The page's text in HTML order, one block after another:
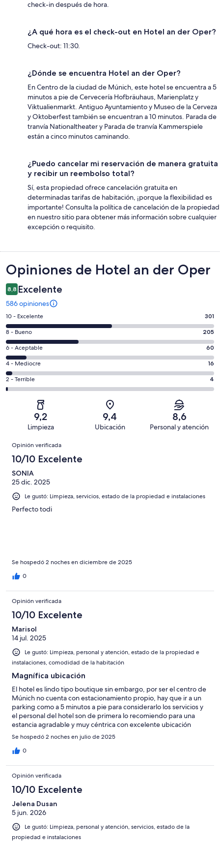
check-in después de hora.
¿A qué hora es el check-out en Hotel an der Oper?
Check-out: 11:30.
¿Dónde se encuentra Hotel an der Oper?
En Centro de la ciudad de Múnich, este hotel se encuentra a 5
minutos a pie de Cervecería Hofbräuhaus, Marienplatz y
Viktualienmarkt. Antiguo Ayuntamiento y Museo de la Cerveza
y Oktoberfest también se encuentran a 10 minutos. Parada de
tranvía Nationaltheater y Parada de tranvía Kammerspiele
están a cinco minutos caminando.
¿Puedo cancelar mi reservación de manera gratuita
y recibir un reembolso total?
Sí, esta propiedad ofrece cancelación gratuita en
determinadas tarifas de habitación, ¡porque la flexibilidad es
importante! Consulta la política de cancelación de la propiedad
en nuestro sitio para obtener más información sobre cualquier
excepción o requisito.
Opiniones
Opiniones de Hotel an der Oper
8,8 Excelente
586 opiniones
Evaluación:
10
-
Excelente.
301
de
586
opiniones
10 - Excelente 301
Evaluación:
8
-
Bueno.
205
de
opiniones
8 - Bueno 205
Evaluación:
6
-
Aceptable.
60
opiniones
6 - Aceptable 60
Evaluación:
4
-
4 - Mediocre 16
Evaluación:
2
586
2 - Terrible 4
9,2
Limpieza
9,4
Ubicación
8,6
Personal y atención
Opiniones
Opinión verificada
10/10 Excelente
SONIA
25 dic. 2025
Le gustó: Limpieza, servicios, estado de la propiedad e instalaciones
Perfecto todi
Se hospedó 2 noches en diciembre de 2025
0
Opinión verificada
10/10 Excelente
Marisol
14 jul. 2025
Le gustó: Limpieza, personal y atención, estado de la propiedad e
instalaciones, comodidad de la habitación
Magnífica ubicación
El hotel es lindo tipo boutique sin embargo, por ser el centro de
Múnich no cuenta con estacionamiento propio, hay que ir a un
parking como a 5 minutos a pie para considerarlo los servicios y
el personal del hotel son de primera lo recomiendo para una
estancia agradable y muy céntrica con excelente ubicación
Se hospedó 2 noches en julio de 2025
0
Opinión verificada
10/10 Excelente
Jelena Dusan
5 jun. 2026
Le gustó: Limpieza, personal y atención, servicios, estado de la
propiedad e instalaciones